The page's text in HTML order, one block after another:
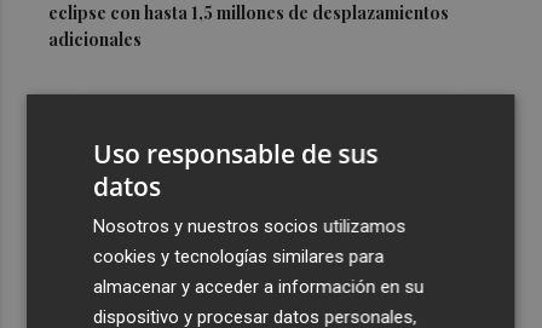
eclipse con hasta 1,5 millones de desplazamientos
adicionales
Uso responsable de sus
datos
Nosotros y nuestros socios utilizamos
cookies y tecnologías similares para
almacenar y acceder a información en su
dispositivo y procesar datos personales,